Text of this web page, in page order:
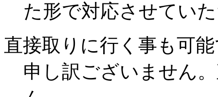
た形で対応させてい
直接取りに行く事も可
申し訳ございません